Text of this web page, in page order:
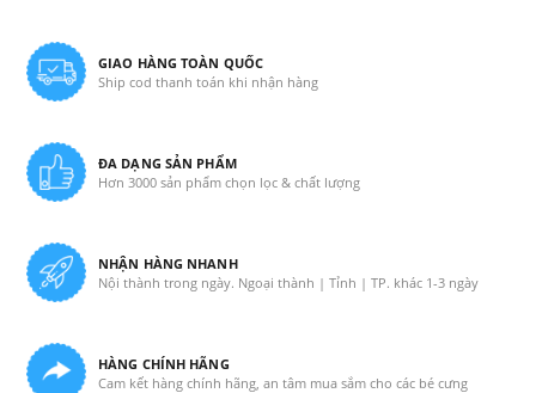
GIAO HÀNG TOÀN QUỐC
Ship cod thanh toán khi nhận hàng
ĐA DẠNG SẢN PHẨM
Hơn 3000 sản phẩm chọn lọc & chất lượng
NHẬN HÀNG NHANH
Nội thành trong ngày. Ngoại thành | Tỉnh | TP. khác 1-3 ngày
HÀNG CHÍNH HÃNG
Cam kết hàng chính hãng, an tâm mua sắm cho các bé cưng